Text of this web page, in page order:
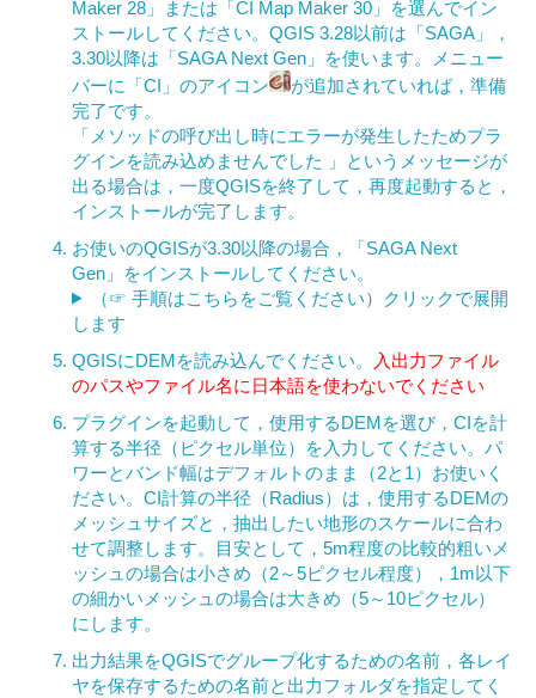
Maker 28」または「CI Map Maker 30」を選んでイン
ストールしてください。QGIS 3.28以前は「SAGA」，
3.30以降は「SAGA Next Gen」を使います。メニュー
バーに「CI」のアイコン
が追加されていれば，準備
完了です。
「メソッドの呼び出し時にエラーが発生したためプラ
グインを読み込めませんでした 」というメッセージが
出る場合は，一度QGISを終了して，再度起動すると，
インストールが完了します。
お使いのQGISが3.30以降の場合，「SAGA Next
Gen」をインストールしてください。
（☞ 手順はこちらをご覧ください）クリックで展開
します
QGISにDEMを読み込んでください。
入出力ファイル
のパスやファイル名に日本語を使わないでください
プラグインを起動して，使用するDEMを選び，CIを計
算する半径（ピクセル単位）を入力してください。パ
ワーとバンド幅はデフォルトのまま（2と1）お使いく
ださい。CI計算の半径（Radius）は，使用するDEMの
メッシュサイズと，抽出したい地形のスケールに合わ
せて調整します。目安として，5m程度の比較的粗いメ
ッシュの場合は小さめ（2～5ピクセル程度），1m以下
の細かいメッシュの場合は大きめ（5～10ピクセル）
にします。
出力結果をQGISでグループ化するための名前，各レイ
ヤを保存するための名前と出力フォルダを指定してく